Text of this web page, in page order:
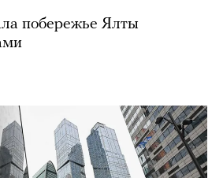
побережье Ялты